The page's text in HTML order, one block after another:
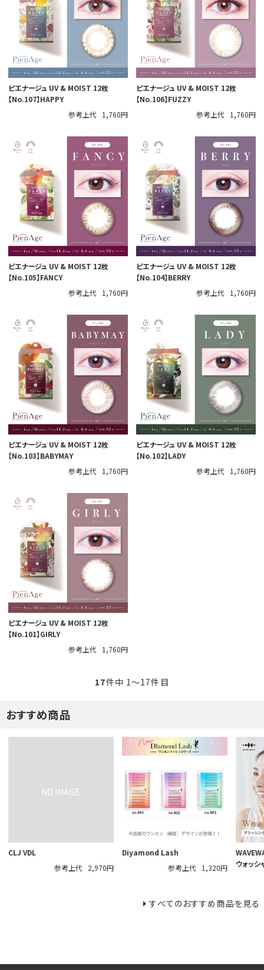
ピエナージュ UV & MOIST 12枚
【No.107】HAPPY
参考上代
1,760円
ピエナージュ UV & MOIST 12枚
【No.106】FUZZY
参考上代
1,760円
ピエナージュ UV & MOIST 12枚
【No.105】FANCY
参考上代
1,760円
ピエナージュ UV & MOIST 12枚
【No.104】BERRY
参考上代
1,760円
ピエナージュ UV & MOIST 12枚
【No.103】BABYMAY
参考上代
1,760円
ピエナージュ UV & MOIST 12枚
【No.102】LADY
参考上代
1,760円
ピエナージュ UV & MOIST 12枚
【No.101】GIRLY
参考上代
1,760円
17件中 1〜17件目
おすすめ商品
CLJ VDL
参考上代
2,970円
Diyamond Lash
参考上代
1,320円
ウォッシ
すべてのおすすめ商品を見る